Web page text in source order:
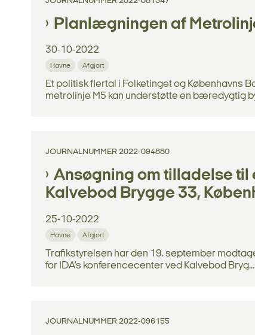
Planlægningen af
30-10-2022
Havne Afgjort
Et politisk flertal i Folketinget og Københavns
metrolinje M5 kan understøtte en bæredygtig
JOURNALNUMMER 2022-094880
Ansøgning om tilladelse
Kalvebod Brygge 33,
25-10-2022
Havne Afgjort
Trafikstyrelsen har den 19. september
for IDA’s konferencecenter ved Kalvebod Bryg...
JOURNALNUMMER 2022-096155